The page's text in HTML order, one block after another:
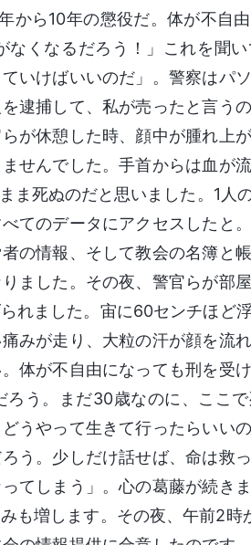
から10年の懲役だ。体が不自
くなるだろう！」これを聞
いけばいいのだ」。警察はパ
逮捕して、私が売ったと言う
が休憩した時、顔中が腫れ上
せんでした。手首からは血が
ま死ぬのだと思いました。1人
てのデータにアクセスしたと
の情報、そして教会の名簿と
ました。その夜、警官らが部
れました。宙に60センチほど
みが走り、大粒の汗が顔を流
体が不自由になっても刑を受
う。まだ30歳なのに、ここ
うやって生きて行ったらいい
う。少しだけ話せば、命は救
てしまう」。心の葛藤が続き
も増します。その夜、午前2時